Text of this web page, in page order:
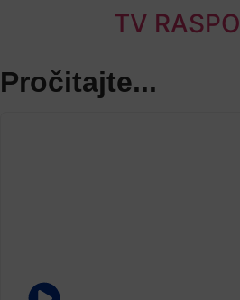
TV
Pročitajte...